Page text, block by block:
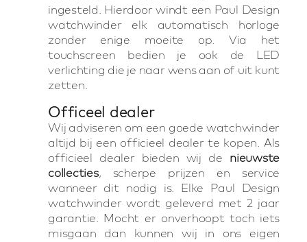
ingesteld. Hierdoor windt een Paul Design
watchwinder elk automatisch horloge
zonder enige moeite op. Via het
touchscreen bedien je ook de LED
verlichting die je naar wens aan of uit kunt
zetten.
Officeel dealer
Wij adviseren om een goede watchwinder
altijd bij een officieel dealer te kopen. Als
officieel dealer bieden wij de nieuwste
collecties, scherpe prijzen en service
wanneer dit nodig is. Elke Paul Design
watchwinder wordt geleverd met 2 jaar
garantie. Mocht er onverhoopt toch iets
misgaan dan kunnen wij in ons eigen